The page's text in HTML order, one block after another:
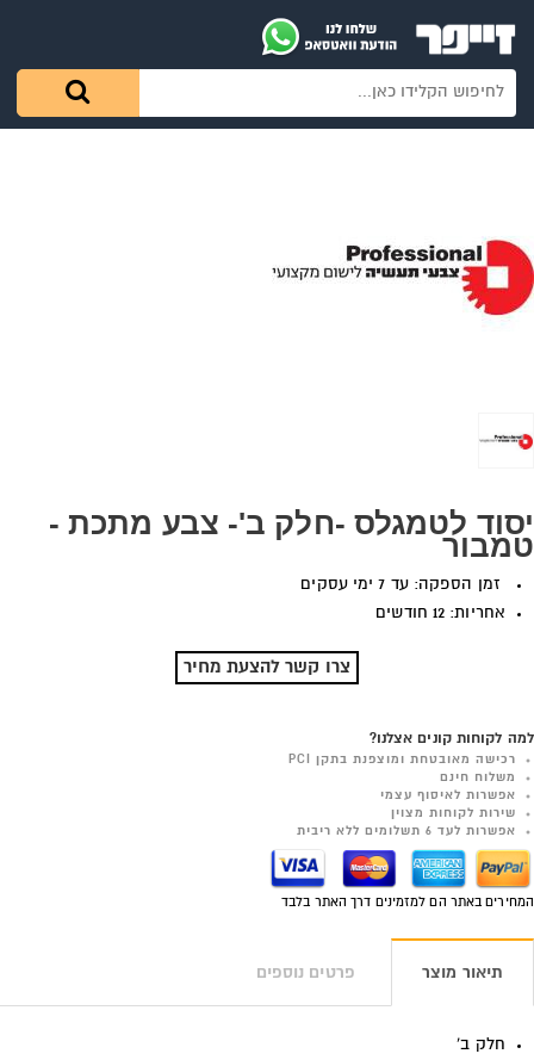
יסוד לטמגלס -חלק ב'- צבע מתכת -
טמבור
זמן הספקה: עד 7 ימי עסקים
אחריות: 12 חודשים
צרו קשר להצעת מחיר
למה לקוחות קונים אצלנו?
רכישה מאובטחת ומוצפנת בתקן PCI
משלוח חינם
אפשרות לאיסוף עצמי
שירות לקוחות מצוין
אפשרות לעד 6 תשלומים ללא ריבית
המחירים באתר הם למזמינים דרך האתר בלבד
תיאור מוצר פרטים נוספים
חלק ב'